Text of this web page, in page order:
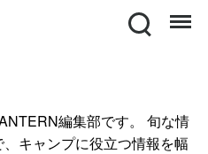
Search Menu
編集部です。 旬な情
キャンプに役立つ情報を幅